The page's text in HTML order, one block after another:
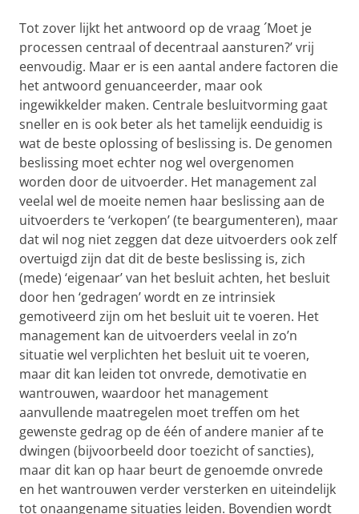
Tot zover lijkt het antwoord op de vraag ´Moet je
processen centraal of decentraal aansturen?’ vrij
eenvoudig. Maar er is een aantal andere factoren die
het antwoord genuanceerder, maar ook
ingewikkelder maken. Centrale besluitvorming gaat
sneller en is ook beter als het tamelijk eenduidig is
wat de beste oplossing of beslissing is. De genomen
beslissing moet echter nog wel overgenomen
worden door de uitvoerder. Het management zal
veelal wel de moeite nemen haar beslissing aan de
uitvoerders te ‘verkopen’ (te beargumenteren), maar
dat wil nog niet zeggen dat deze uitvoerders ook zelf
overtuigd zijn dat dit de beste beslissing is, zich
(mede) ‘eigenaar’ van het besluit achten, het besluit
door hen ‘gedragen’ wordt en ze intrinsiek
gemotiveerd zijn om het besluit uit te voeren. Het
management kan de uitvoerders veelal in zo’n
situatie wel verplichten het besluit uit te voeren,
maar dit kan leiden tot onvrede, demotivatie en
wantrouwen, waardoor het management
aanvullende maatregelen moet treffen om het
gewenste gedrag op de één of andere manier af te
dwingen (bijvoorbeeld door toezicht of sancties),
maar dit kan op haar beurt de genoemde onvrede
en het wantrouwen verder versterken en uiteindelijk
tot onaangename situaties leiden. Bovendien wordt